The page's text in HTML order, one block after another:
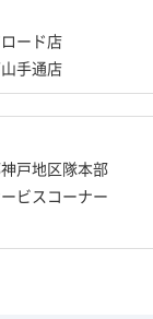
ード店
手通店
戸地区隊本部
ビスコーナー